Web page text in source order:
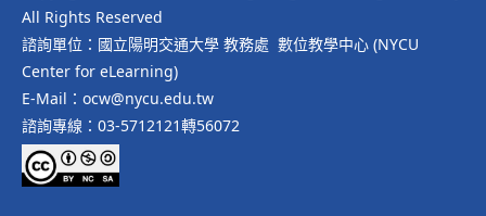
All Rights Reserved
諮詢單位：國立陽明交通大學 教務處 數位教學中心 (NYCU
Center for eLearning)
E-Mail：ocw@nycu.edu.tw
諮詢專線：03-5712121轉56072